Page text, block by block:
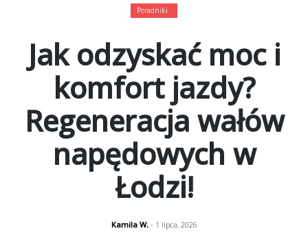
Poradniki
Jak odzyskać moc i
komfort jazdy?
Regeneracja wałów
napędowych w
Łodzi!
Kamila W.- 1 lipca, 2026